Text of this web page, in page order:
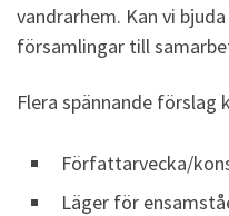
vandrarhem. Kan vi
församlingar till
Flera spännande
Författarvecka/
Läger för